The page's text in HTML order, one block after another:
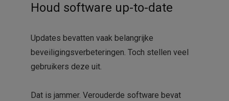
Houd software up-to-date
Updates bevatten vaak belangrijke
beveiligingsverbeteringen. Toch stellen veel
gebruikers deze uit.
Dat is jammer. Verouderde software bevat